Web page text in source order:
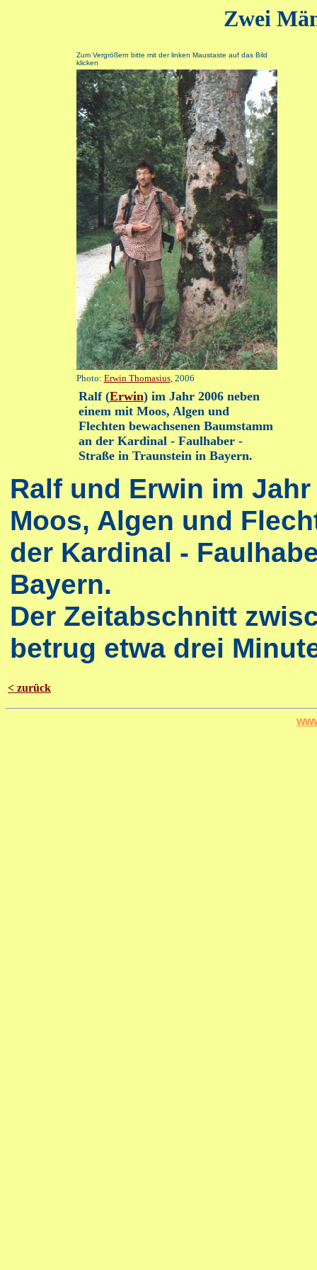
Zwei
Zum Vergrößern bitte mit der linken Maustaste auf das Bild
klicken
Photo: Erwin Thomasius, 2006
Ralf (Erwin) im Jahr 2006 neben
einem mit Moos, Algen und
Flechten bewachsenen Baumstamm
an der Kardinal - Faulhaber -
Straße in Traunstein in Bayern.
Ralf und Erwin im
Moos, Algen und
der Kardinal -
Bayern.
Der Zeitabschnitt
betrug etwa drei
< zurück